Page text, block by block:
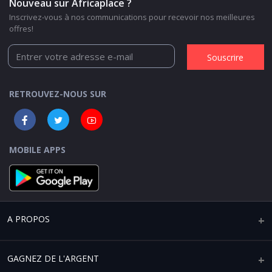
Nouveau sur Africaplace ?
Inscrivez-vous à nos communications pour recevoir nos meilleures
offres!
Souscrire
RETROUVEZ-NOUS SUR
MOBILE APPS
A PROPOS
Qui sommes-nous ?
GAGNEZ DE L'ARGENT